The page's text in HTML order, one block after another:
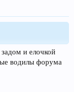
и елочкой
водилы форума